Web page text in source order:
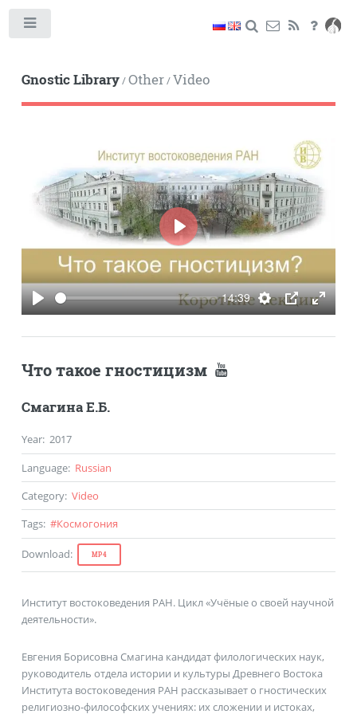
Gnostic Library/Other/Video
PLAY
14:39
SETTINGS
PIP
PLAY
Что такое гностицизм
Смагина Е.Б.
Year: 2017
Language: Russian
Category: Video
Tags: #Космогония
Download: MP4
Институт востоковедения РАН. Цикл «Учёные о своей научной
деятельности».
Евгения Борисовна Смагина кандидат филологических наук,
руководитель отдела истории и культуры Древнего Востока
Института востоковедения РАН рассказывает о гностических
религиозно-философских учениях: их сложении и истоках,